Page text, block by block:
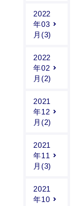
2022
年03
月(3)
2022
年02
月(2)
2021
年12
月(2)
2021
年11
月(3)
2021
年10